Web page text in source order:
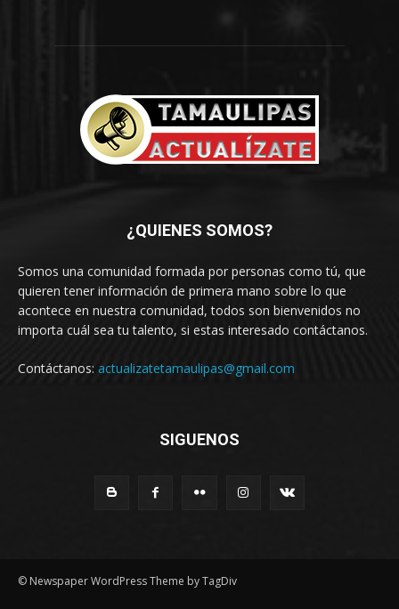
¿QUIENES SOMOS?
Somos una comunidad formada por personas como tú, que
quieren tener información de primera mano sobre lo que
acontece en nuestra comunidad, todos son bienvenidos no
importa cuál sea tu talento, si estas interesado contáctanos.
Contáctanos: actualizatetamaulipas@gmail.com
SIGUENOS
© Newspaper WordPress Theme by TagDiv